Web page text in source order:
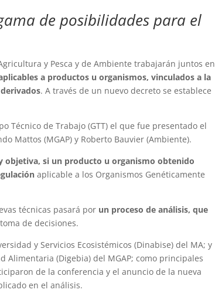
de posibilidades para el
y Pesca y de Ambiente trabajarán juntos en
a productos u organismos, vinculados a la
. A través de un nuevo decreto se establece
Técnico de Trabajo (GTT) el que fue presentado el
Mattos (MGAP) y Roberto Bauvier (Ambiente).
objetiva, si un producto u organismo obtenido
aplicable a los Organismos Genéticamente
técnicas pasará por un proceso de análisis, que
de decisiones.
y Servicios Ecosistémicos (Dinabise) del MA; y
Alimentaria (Digebia) del MGAP; como principales
de la conferencia y el anuncio de la nueva
en el análisis.